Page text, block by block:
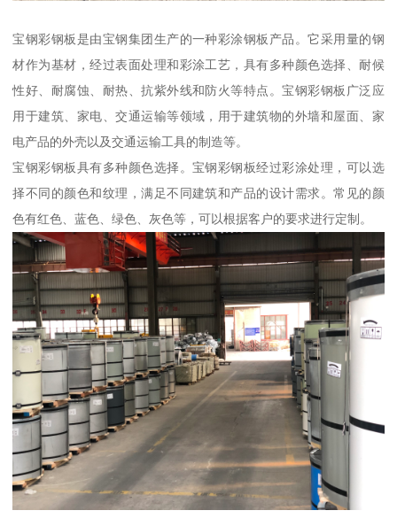
宝钢彩钢板是由宝钢集团生产的一种彩涂钢板产品。它采用量的钢
材作为基材，经过表面处理和彩涂工艺，具有多种颜色选择、耐候
性好、耐腐蚀、耐热、抗紫外线和防火等特点。宝钢彩钢板广泛应
用于建筑、家电、交通运输等领域，用于建筑物的外墙和屋面、家
电产品的外壳以及交通运输工具的制造等。
宝钢彩钢板具有多种颜色选择。宝钢彩钢板经过彩涂处理，可以选
择不同的颜色和纹理，满足不同建筑和产品的设计需求。常见的颜
色有红色、蓝色、绿色、灰色等，可以根据客户的要求进行定制。